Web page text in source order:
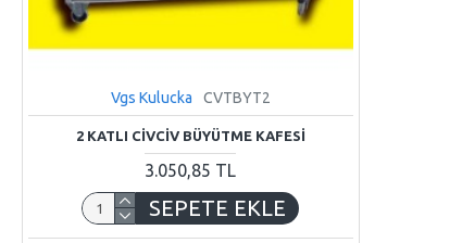
Vgs Kulucka CVTBYT2
2 KATLI CIVCIV BÜYÜTME KAFESI
3.050,85 TL
SEPETE EKLE